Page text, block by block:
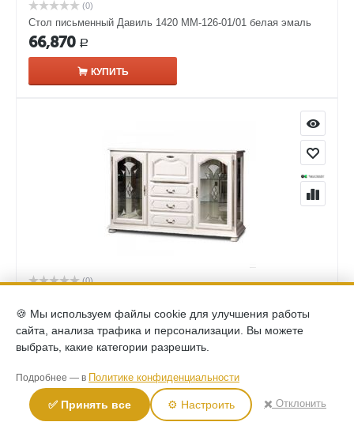
(0)
Стол письменный Давиль 1420 ММ-126-01/01 белая эмаль
66,870 Р
КУПИТЬ
(0)
121,740 Р
КУПИТЬ
🍪 Мы используем файлы cookie для улучшения работы
сайта, анализа трафика и персонализации. Вы можете
выбрать, какие категории разрешить.
Подробнее — в Политике конфиденциальности
✅ Принять все ⚙️ Настроить ✖️ Отклонить